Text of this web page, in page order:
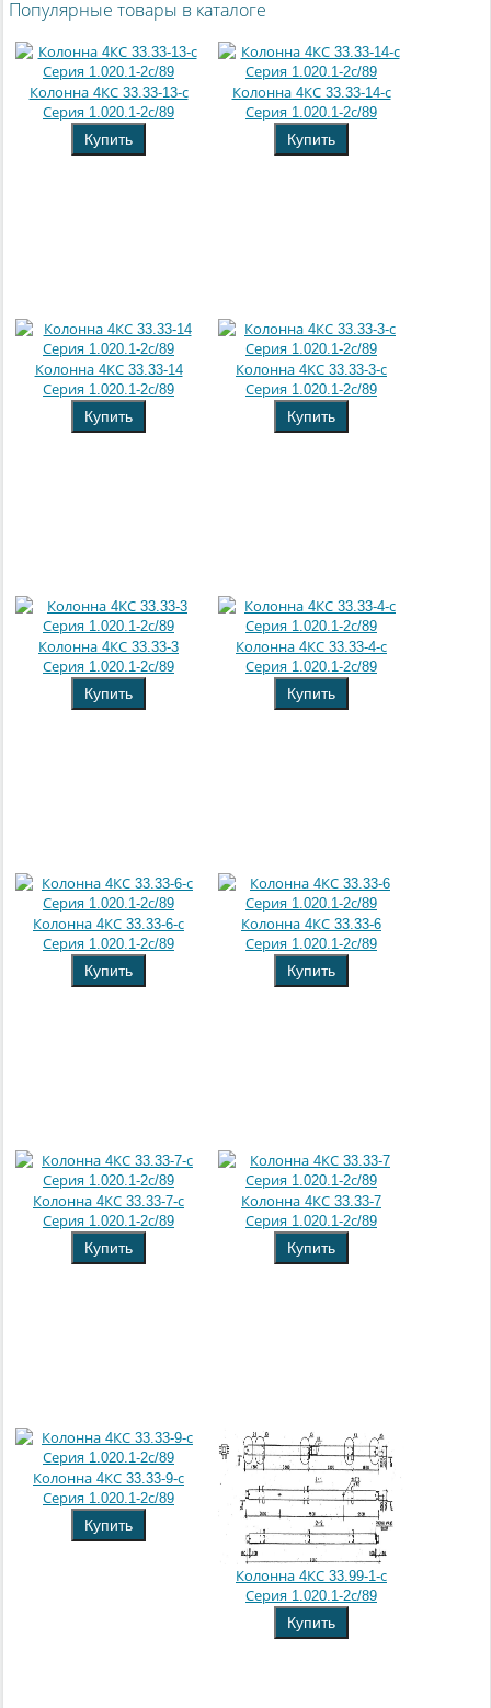
Популярные товары в каталоге
Колонна 4КС 33.33-13-с
Серия 1.020.1-2с/89
Купить
Колонна 4КС 33.33-14-с
Серия 1.020.1-2с/89
Купить
Колонна 4КС 33.33-14
Серия 1.020.1-2с/89
Купить
Колонна 4КС 33.33-3-с
Серия 1.020.1-2с/89
Купить
Колонна 4КС 33.33-3
Серия 1.020.1-2с/89
Купить
Колонна 4КС 33.33-4-с
Серия 1.020.1-2с/89
Купить
Колонна 4КС 33.33-6-с
Серия 1.020.1-2с/89
Купить
Колонна 4КС 33.33-6
Серия 1.020.1-2с/89
Купить
Колонна 4КС 33.33-7-с
Серия 1.020.1-2с/89
Купить
Колонна 4КС 33.33-7
Серия 1.020.1-2с/89
Купить
Колонна 4КС 33.33-9-с
Серия 1.020.1-2с/89
Купить
Колонна 4КС 33.99-1-с
Серия 1.020.1-2с/89
Купить